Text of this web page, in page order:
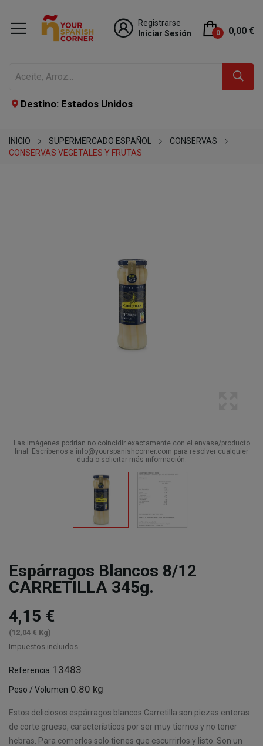
Registrarse
Iniciar Sesión
0 0,00 €
Destino: Estados Unidos
INICIO SUPERMERCADO ESPAÑOL
CONSERVAS
CONSERVAS VEGETALES Y FRUTAS
Las imágenes podrían no coincidir exactamente con el envase/producto
final. Escríbenos a info@yourspanishcorner.com para resolver cualquier
duda o solicitar más información.
Espárragos Blancos 8/12
CARRETILLA 345g.
4,15 €
(12,04 € Kg)
Impuestos incluidos
Referencia 13483
Peso / Volumen 0.80 kg
Estos deliciosos espárragos blancos Carretilla son piezas enteras
de corte grueso, característicos por ser muy tiernos y no tener
hebras. Para comerlos solo tienes que escurrirlos y listo. Son un